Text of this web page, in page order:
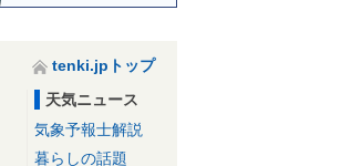
tenki.jpトップ
天気ニュース
気象予報士解説
暮らしの話題